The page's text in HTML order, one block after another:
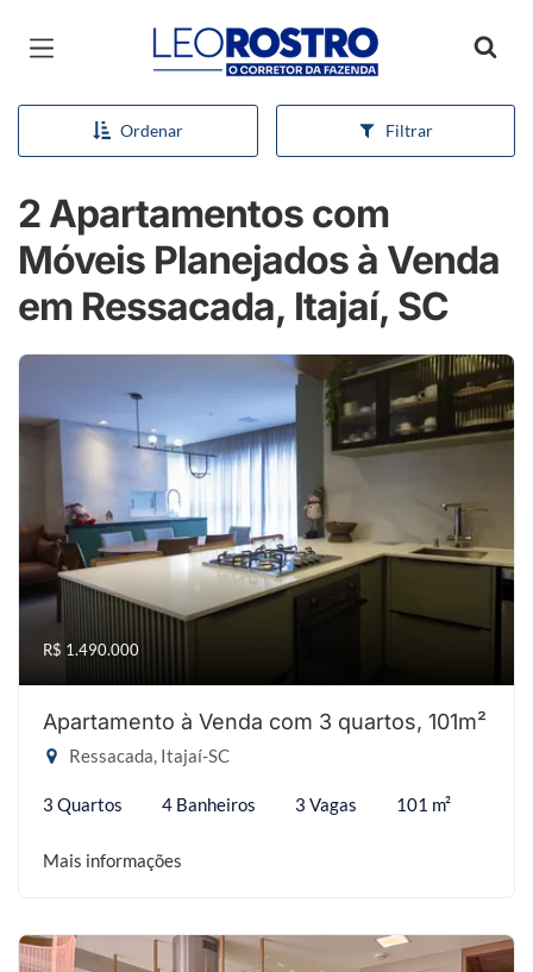
Página inicial
Ordenar Filtrar
2 Apartamentos com
Móveis Planejados à Venda
em Ressacada, Itajaí, SC
R$ 1.490.000
Apartamento à Venda com 3 quartos, 101m²
Ressacada, Itajaí-SC
3 Quartos 4 Banheiros 3 Vagas 101 m²
Mais informações